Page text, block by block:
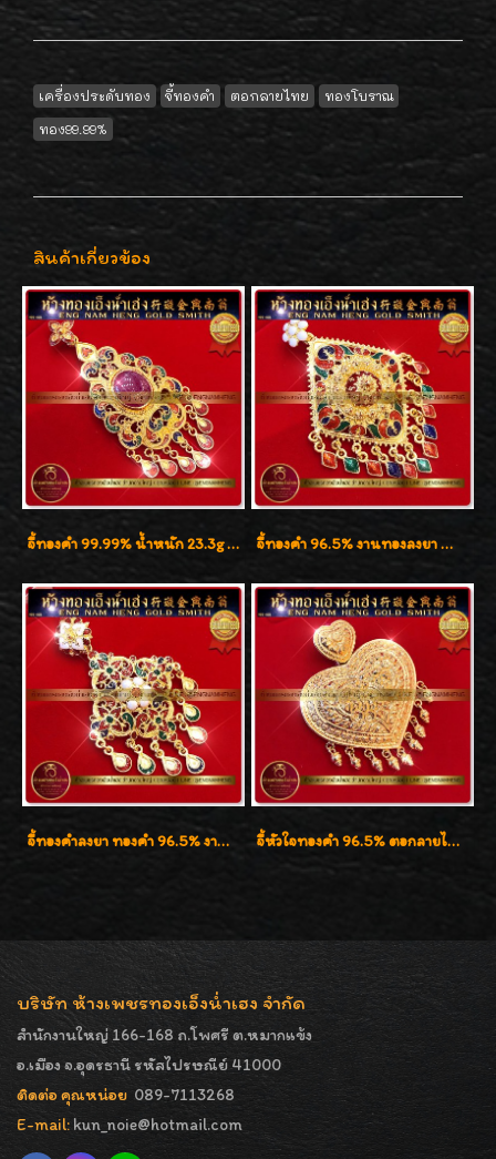
เครื่องประดับทอง จี้ทองคำ ตอกลายไทย
ทองโบราณ
ทอง99.99%
สินค้าเกี่ยวข้อง
จี้ทองคำ 99.99% น้ำหนัก 23.3g งานทองสุโขทัยลงยา ประดับทับทิมน้ำงาม จี้ทองคำ 96.5% งานทองลงยา น้ำหนัก 1 บาท
จี้ทองคำลงยา ทองคำ 96.5% งานทองลงยา น้ำหนัก 1 บาท จี้หัวใจทองคำ 96.5% ตอกลายไทย น้ำหนัก 1 บาท สวยน่าสะสมค่ะ
บริษัท ห้างเพชรทองเอ็งน่ำเฮง จำกัด
สำนักงานใหญ่ 166-168 ถ.โพศรี ต.หมากแข้ง
อ.เมือง จ.อุดรธานี รหัสไปรษณีย์ 41000
ติดต่อ คุณหน่อย 089-7113268
E-mail: kun_noie@hotmail.com